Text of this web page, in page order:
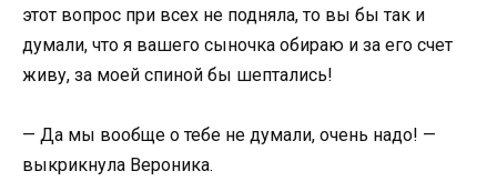
этот вопрос при всех не подняла, то вы бы так и
думали, что я вашего сыночка обираю и за его счет
живу, за моей спиной бы шептались!
— Да мы вообще о тебе не думали, очень надо! —
выкрикнула Вероника.